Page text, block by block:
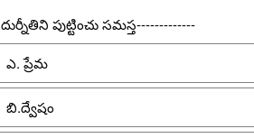
దుర్నీతిని పుట్టించు సమస్త-------------
ఎ. ప్రేమ
బి.ద్వేషం